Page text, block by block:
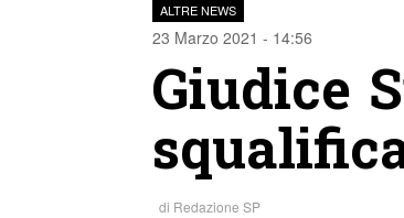
ALTRE NEWS
23 Marzo 2021 - 14:56
Giudice
di Redazione SP